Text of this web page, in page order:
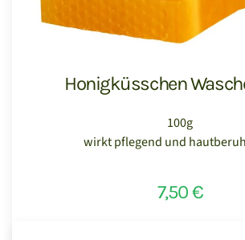
Honigküsschen
100g
wirkt pflegend und
7,50 €